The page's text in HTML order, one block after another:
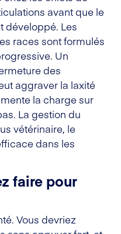
avant que le
développé. Les
races sont formulés
Un
des
aggraver la laxité
la charge sur
La gestion du
vétérinaire, le
dans les
faire pour
Vous devriez